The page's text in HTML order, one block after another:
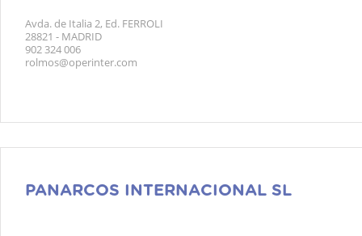
Avda. de Italia 2, Ed. FERROLI
28821 - MADRID
902 324 006
rolmos@operinter.com
PANARCOS INTERNACIONAL SL